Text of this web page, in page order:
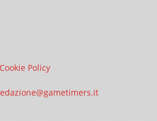
Cookie Policy